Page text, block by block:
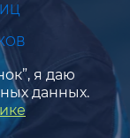
я даю
данных.